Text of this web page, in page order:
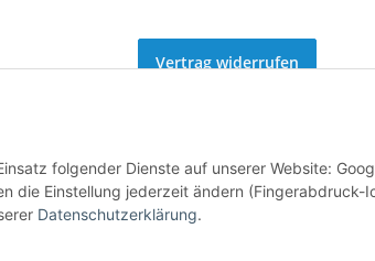
Vertrag widerrufen
folgender Dienste auf unserer Website:
die Einstellung jederzeit ändern (Fingerabdruck-
Datenschutzerklärung.